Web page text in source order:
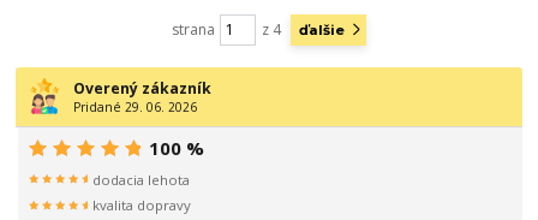
strana z 4 ďalšie
Overený zákazník
Pridané 29. 06. 2026
100 %
dodacia lehota
kvalita dopravy